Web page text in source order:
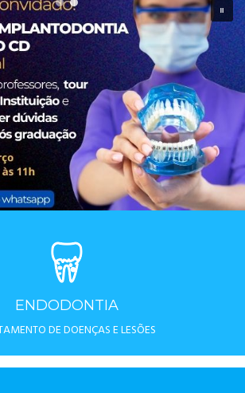
ENDODONTIA
DE DOENÇAS E LESÕES